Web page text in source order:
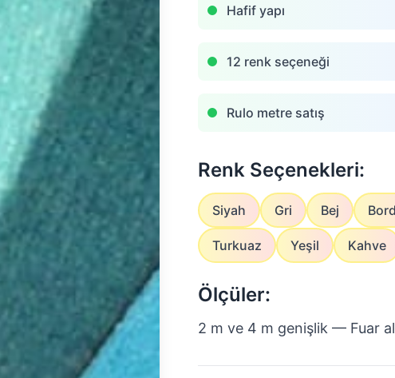
Hafif yapı
12 renk seçeneği
Rulo metre satış
Renk Seçenekleri:
Siyah Gri Bej
Turkuaz Yeşil Kahve
Ölçüler:
2 m ve 4 m genişlik — Fuar